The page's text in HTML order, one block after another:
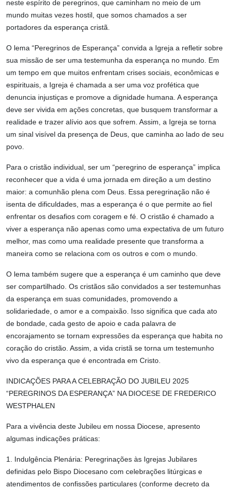
neste espírito de peregrinos, que caminham no meio de um
mundo muitas vezes hostil, que somos chamados a ser
portadores da esperança cristã.
O lema “Peregrinos de Esperança” convida a Igreja a refletir sobre
sua missão de ser uma testemunha da esperança no mundo. Em
um tempo em que muitos enfrentam crises sociais, econômicas e
espirituais, a Igreja é chamada a ser uma voz profética que
denuncia injustiças e promove a dignidade humana. A esperança
deve ser vivida em ações concretas, que busquem transformar a
realidade e trazer alívio aos que sofrem. Assim, a Igreja se torna
um sinal visível da presença de Deus, que caminha ao lado de seu
povo.
Para o cristão individual, ser um “peregrino de esperança” implica
reconhecer que a vida é uma jornada em direção a um destino
maior: a comunhão plena com Deus. Essa peregrinação não é
isenta de dificuldades, mas a esperança é o que permite ao fiel
enfrentar os desafios com coragem e fé. O cristão é chamado a
viver a esperança não apenas como uma expectativa de um futuro
melhor, mas como uma realidade presente que transforma a
maneira como se relaciona com os outros e com o mundo.
O lema também sugere que a esperança é um caminho que deve
ser compartilhado. Os cristãos são convidados a ser testemunhas
da esperança em suas comunidades, promovendo a
solidariedade, o amor e a compaixão. Isso significa que cada ato
de bondade, cada gesto de apoio e cada palavra de
encorajamento se tornam expressões da esperança que habita no
coração do cristão. Assim, a vida cristã se torna um testemunho
vivo da esperança que é encontrada em Cristo.
INDICAÇÕES PARA A CELEBRAÇÃO DO JUBILEU 2025
“PEREGRINOS DA ESPERANÇA” NA DIOCESE DE FREDERICO
WESTPHALEN
Para a vivência deste Jubileu em nossa Diocese, apresento
algumas indicações práticas:
1. Indulgência Plenária: Peregrinações às Igrejas Jubilares
definidas pelo Bispo Diocesano com celebrações litúrgicas e
atendimentos de confissões particulares (conforme decreto da